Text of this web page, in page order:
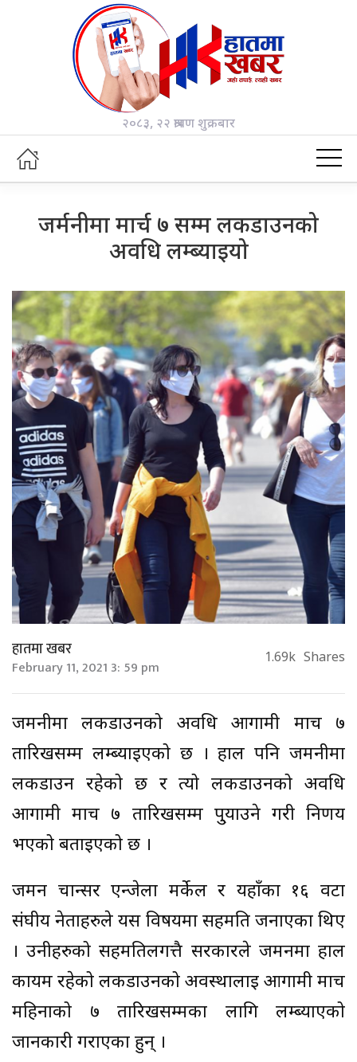
२०८३, २२ श्रावण शुक्रबार
जर्मनीमा मार्च ७ सम्म लकडाउनको
अवधि लम्ब्याइयो
हातमा खबर
February 11, 2021 3: 59 pm 1.69k Shares
जर्मनीमा लकडाउनको अवधि आगामी मार्च ७
तारिखसम्म लम्ब्याइएको छ । हाल पनि जर्मनीमा
लकडाउन रहेको छ र त्यो लकडाउनको अवधि
आगामी मार्च ७ तारिखसम्म पु्र्याउने गरी निर्णय
भएको बताइएको छ ।
जर्मन चान्सर एन्जेला मर्केल र यहाँका १६ वटा
संघीय नेताहरुले यस विषयमा सहमति जनाएका थिए
। उनीहरुको सहमतिलगत्तै सरकारले जर्मनमा हाल
कायम रहेको लकडाउनको अवस्थालाई आगामी मार्च
महिनाको ७ तारिखसम्मका लागि लम्ब्याएको
जानकारी गराएका हुन् ।